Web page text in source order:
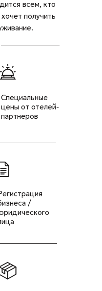
Специальные
цены от отелей-
партнеров
/
всем, кто
получить